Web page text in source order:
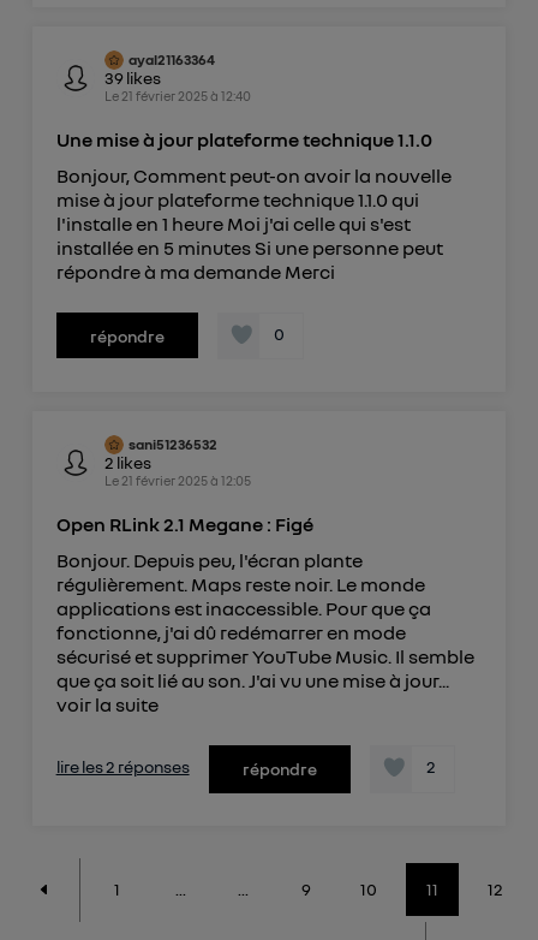
ayal21163364
39 likes
Le 21 février 2025à 12:40
Une mise à jour plateforme technique 1.1.0
Bonjour, Comment peut-on avoir la nouvelle
mise à jour plateforme technique 1.1.0 qui
l'installe en 1 heure Moi j'ai celle qui s'est
installée en 5 minutes Si une personne peut
répondre à ma demande Merci
répondre 0
sani51236532
2 likes
Le 21 février 2025à 12:05
Open RLink 2.1 Megane : Figé
Bonjour. Depuis peu, l'écran plante
régulièrement. Maps reste noir. Le monde
applications est inaccessible. Pour que ça
fonctionne, j'ai dû redémarrer en mode
sécurisé et supprimer YouTube Music. Il semble
que ça soit lié au son. J'ai vu une mise à jour...
voir la suite
lire les 2 réponses répondre 2
1 9 10 11 12